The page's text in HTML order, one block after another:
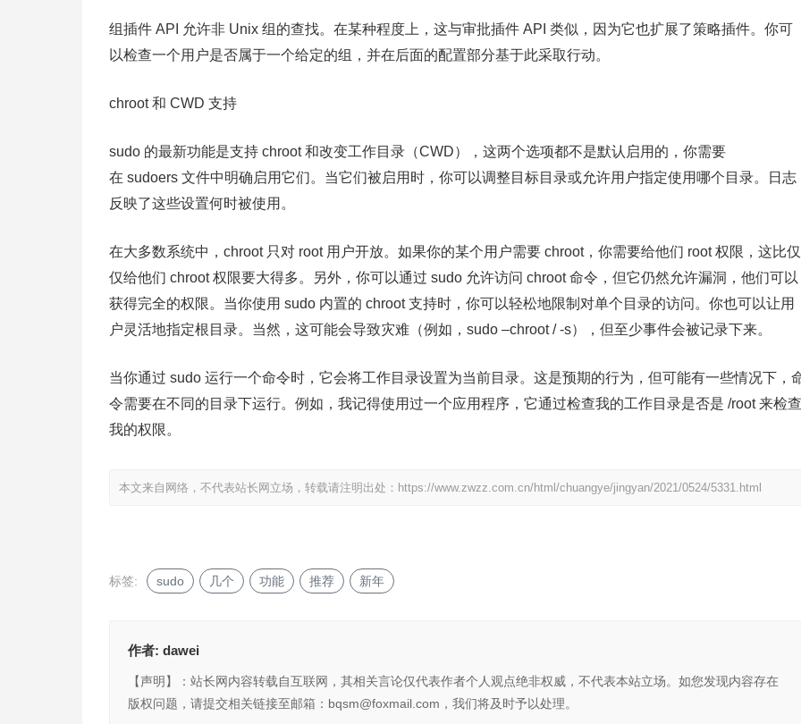
组插件 API 允许非 Unix 组的查找。在某种程度上，这与审批插件 API 类似，因为它也扩展了策略插件。你可
以检查一个用户是否属于一个给定的组，并在后面的配置部分基于此采取行动。
chroot 和 CWD 支持
sudo 的最新功能是支持 chroot 和改变工作目录（CWD），这两个选项都不是默认启用的，你需要
在 sudoers 文件中明确启用它们。当它们被启用时，你可以调整目标目录或允许用户指定使用哪个目录。日志
反映了这些设置何时被使用。
在大多数系统中，chroot 只对 root 用户开放。如果你的某个用户需要 chroot，你需要给他们 root 权限，这比仅
仅给他们 chroot 权限要大得多。另外，你可以通过 sudo 允许访问 chroot 命令，但它仍然允许漏洞，他们可以
获得完全的权限。当你使用 sudo 内置的 chroot 支持时，你可以轻松地限制对单个目录的访问。你也可以让用
户灵活地指定根目录。当然，这可能会导致灾难（例如，sudo –chroot / -s），但至少事件会被记录下来。
当你通过 sudo 运行一个命令时，它会将工作目录设置为当前目录。这是预期的行为，但可能有一些情况下，
令需要在不同的目录下运行。例如，我记得使用过一个应用程序，它通过检查我的工作目录是否是 /root 来检查
我的权限。
本文来自网络，不代表站长网立场，转载请注明出处： https://www.zwzz.com.cn/html/chuangye/jingyan/2021/0524/5331.html
标签: sudo 几个 功能 推荐 新年
作者: dawei
【声明】：站长网内容转载自互联网，其相关言论仅代表作者个人观点绝非权威，不代表本站立场。如您发现内容存在
版权问题，请提交相关链接至邮箱：bqsm@foxmail.com，我们将及时予以处理。